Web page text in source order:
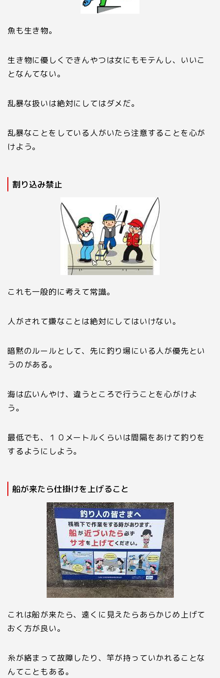
魚も生き物。
生き物に優しくできんやつは女にもモテんし、いいこ
となんてない。
乱暴な扱いは絶対にしてはダメだ。
乱暴なことをしている人がいたら注意することを心が
けよう。
割り込み禁止
これも一般的に考えて常識。
人がされて嫌なことは絶対にしてはいけない。
暗黙のルールとして、先に釣り場にいる人が優先とい
うのがある。
海は広いんやけ、違うところで行うことを心がけよ
う。
最低でも、１０メートルくらいは間隔をあけて釣りを
するようにしよう。
船が来たら仕掛けを上げること
これは船が来たら、遠くに見えたらあらかじめ上げて
おく方が良い。
糸が絡まって故障したり、竿が持っていかれることな
んてこともある。